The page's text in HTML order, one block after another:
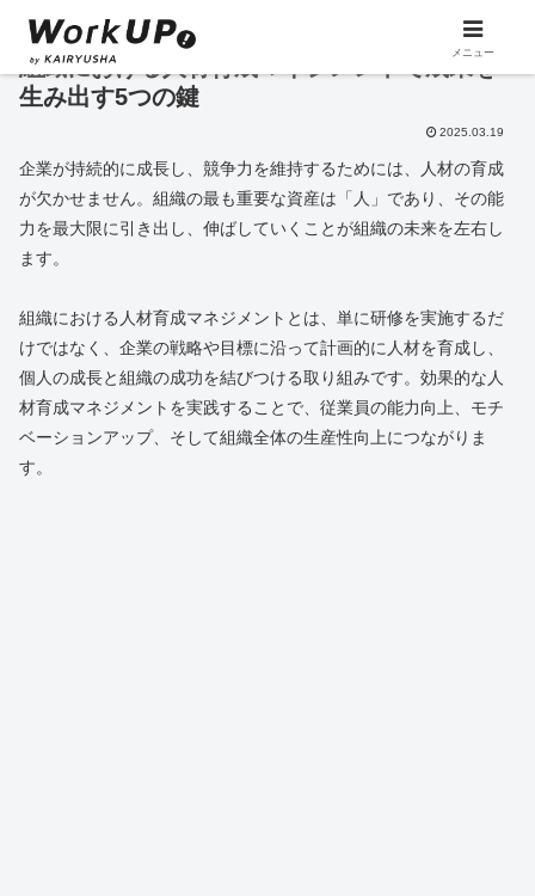
組織における人材育成マネジメントで成果を
生み出す5つの鍵
2025.03.19
企業が持続的に成長し、競争力を維持するためには、人材の育成
が欠かせません。組織の最も重要な資産は「人」であり、その能
力を最大限に引き出し、伸ばしていくことが組織の未来を左右し
ます。
組織における人材育成マネジメントとは、単に研修を実施するだ
けではなく、企業の戦略や目標に沿って計画的に人材を育成し、
個人の成長と組織の成功を結びつける取り組みです。効果的な人
材育成マネジメントを実践することで、従業員の能力向上、モチ
ベーションアップ、そして組織全体の生産性向上につながりま
す。
メニュー